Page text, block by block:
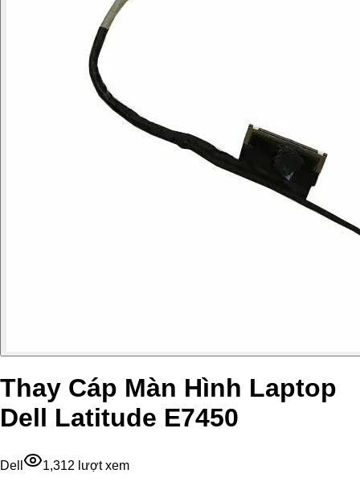
Thay Cáp Màn Hình Laptop
Dell Latitude E7450
Dell 1,312 lượt xem